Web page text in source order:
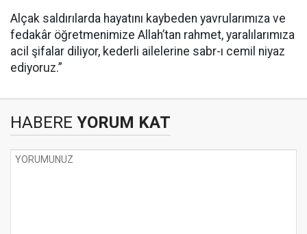
Alçak saldırılarda hayatını kaybeden yavrularımıza ve
fedakâr öğretmenimize Allah’tan rahmet, yaralılarımıza
acil şifalar diliyor, kederli ailelerine sabr-ı cemil niyaz
ediyoruz.”
HABERE YORUM KAT